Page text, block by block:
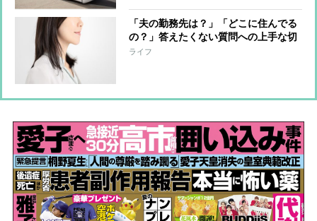
「夫の勤務先は？」「どこに住んでる
の？」答えたくない質問への上手な切
り返し術
ライフ